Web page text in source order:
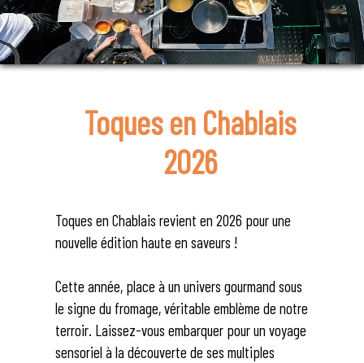
Toques en Chablais
2026
Toques en Chablais revient en 2026 pour une
nouvelle édition haute en saveurs !
Cette année, place à un univers gourmand sous
le signe du fromage, véritable emblème de notre
terroir. Laissez-vous embarquer pour un voyage
sensoriel à la découverte de ses multiples